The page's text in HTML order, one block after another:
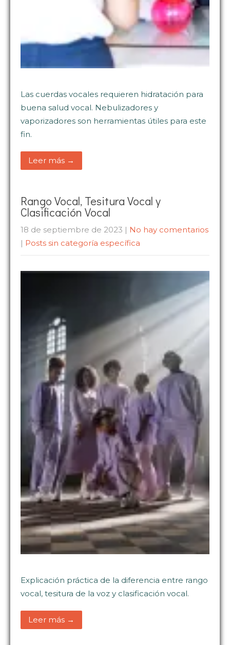
Las cuerdas vocales requieren hidratación para
buena salud vocal. Nebulizadores y
vaporizadores son herramientas útiles para este
fin.
Leer más →
Rango Vocal, Tesitura Vocal y
Clasificación Vocal
18 de septiembre de 2023 | No hay comentarios
| Posts sin categoría específica
Explicación práctica de la diferencia entre rango
vocal, tesitura de la voz y clasificación vocal.
Leer más →